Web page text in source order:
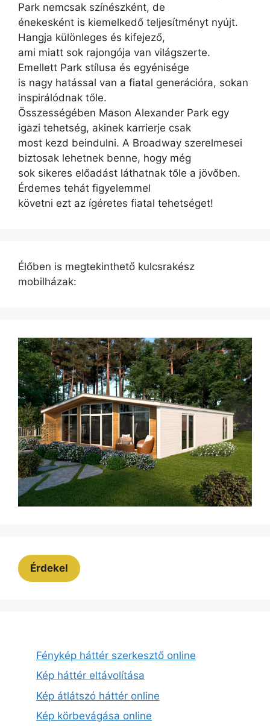
Park nemcsak színészként, de
énekesként is kiemelkedő teljesítményt nyújt.
Hangja különleges és kifejező,
ami miatt sok rajongója van világszerte.
Emellett Park stílusa és egyénisége
is nagy hatással van a fiatal generációra, sokan
inspirálódnak tőle.
Összességében Mason Alexander Park egy
igazi tehetség, akinek karrierje csak
most kezd beindulni. A Broadway szerelmesei
biztosak lehetnek benne, hogy még
sok sikeres előadást láthatnak tőle a jövőben.
Érdemes tehát figyelemmel
követni ezt az ígéretes fiatal tehetséget!
Élőben is megtekinthető kulcsrakész
mobilházak:
Érdekel
Fénykép háttér szerkesztő online
Kép háttér eltávolítása
Kép átlátszó háttér online
Kép körbevágása online